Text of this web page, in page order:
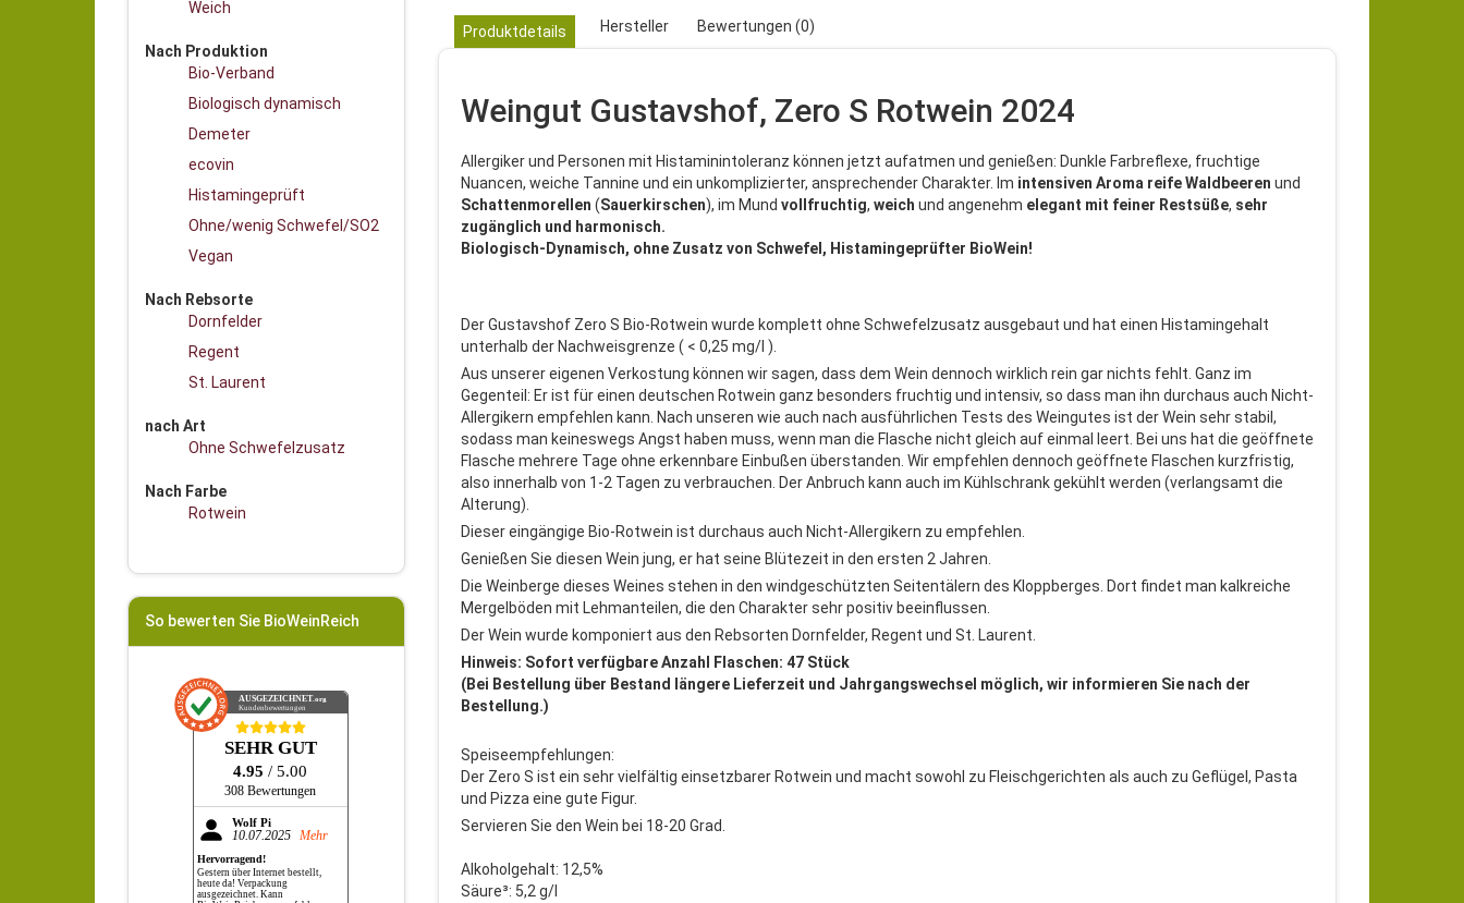
Weich
Nach Produktion
Bio-Verband
Biologisch dynamisch
Demeter
ecovin
Histamingeprüft
Ohne/wenig Schwefel/SO2
Vegan
Nach Rebsorte
Dornfelder
Regent
St. Laurent
nach Art
Ohne Schwefelzusatz
Nach Farbe
Rotwein
So bewerten Sie BioWeinReich
AUSGEZEICHNET.org
Kundenbewertungen
SEHR GUT
4.95 / 5.00
308 Bewertungen
Wolf Pi
10.07.2025 Mehr
Hervorragend!
Gestern über Internet bestellt,
heute da! Verpackung
ausgezeichnet. Kann
Produktdetails Hersteller Bewertungen (0)
Weingut Gustavshof, Zero S Rotwein 2024
Allergiker und Personen mit Histaminintoleranz können jetzt aufatmen und genießen: Dunkle Farbreflexe, fruchtige
Nuancen, weiche Tannine und ein unkomplizierter, ansprechender Charakter. Im intensiven Aroma reife Waldbeeren und
Schattenmorellen (Sauerkirschen), im Mund vollfruchtig, weich und angenehm elegant mit feiner Restsüße, sehr
zugänglich und harmonisch.
Biologisch-Dynamisch, ohne Zusatz von Schwefel, Histamingeprüfter BioWein!
Der Gustavshof Zero S Bio-Rotwein wurde komplett ohne Schwefelzusatz ausgebaut und hat einen Histamingehalt
unterhalb der Nachweisgrenze ( < 0,25 mg/l ).
Aus unserer eigenen Verkostung können wir sagen, dass dem Wein dennoch wirklich rein gar nichts fehlt. Ganz im
Gegenteil: Er ist für einen deutschen Rotwein ganz besonders fruchtig und intensiv, so dass man ihn durchaus auch Nicht-
Allergikern empfehlen kann. Nach unseren wie auch nach ausführlichen Tests des Weingutes ist der Wein sehr stabil,
sodass man keineswegs Angst haben muss, wenn man die Flasche nicht gleich auf einmal leert. Bei uns hat die geöffnete
Flasche mehrere Tage ohne erkennbare Einbußen überstanden. Wir empfehlen dennoch geöffnete Flaschen kurzfristig,
also innerhalb von 1-2 Tagen zu verbrauchen. Der Anbruch kann auch im Kühlschrank gekühlt werden (verlangsamt die
Alterung).
Dieser eingängige Bio-Rotwein ist durchaus auch Nicht-Allergikern zu empfehlen.
Genießen Sie diesen Wein jung, er hat seine Blütezeit in den ersten 2 Jahren.
Die Weinberge dieses Weines stehen in den windgeschützten Seitentälern des Kloppberges. Dort findet man kalkreiche
Mergelböden mit Lehmanteilen, die den Charakter sehr positiv beeinflussen.
Der Wein wurde komponiert aus den Rebsorten Dornfelder, Regent und St. Laurent.
Hinweis: Sofort verfügbare Anzahl Flaschen: 47 Stück
(Bei Bestellung über Bestand längere Lieferzeit und Jahrgangswechsel möglich, wir informieren Sie nach der
Bestellung.)
Speiseempfehlungen:
Der Zero S ist ein sehr vielfältig einsetzbarer Rotwein und macht sowohl zu Fleischgerichten als auch zu Geflügel, Pasta
und Pizza eine gute Figur.
Servieren Sie den Wein bei 18-20 Grad.
Alkoholgehalt: 12,5%
Säure³: 5,2 g/l